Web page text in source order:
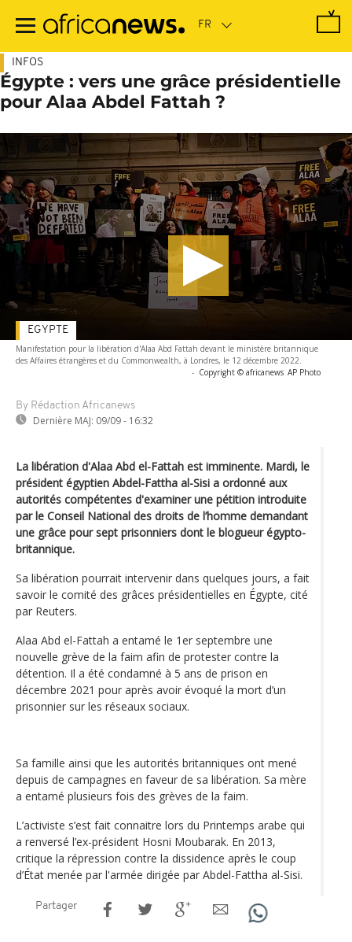
contenu
INFOS
Égypte : vers une grâce présidentielle
pour Alaa Abdel Fattah ?
Manifestation pour la libération d'Alaa Abd Fattah devant le ministère britannique
des Affaires étrangères et du Commonwealth, à Londres, le 12 décembre 2022.
- Copyright © africanews AP Photo
By Rédaction Africanews
Dernière MAJ: 09/09 - 16:32
EGYPTE
La libération d'Alaa Abd el-Fattah est imminente. Mardi, le
président égyptien Abdel-Fattha al-Sisi a ordonné aux
autorités compétentes d'examiner une pétition introduite
par le Conseil National des droits de l’homme demandant
une grâce pour sept prisonniers dont le blogueur égypto-
britannique.
Sa libération pourrait intervenir dans quelques jours, a fait
savoir le comité des grâces présidentielles en Égypte, cité
par Reuters.
Alaa Abd el-Fattah a entamé le 1er septembre une
nouvelle grève de la faim afin de protester contre la
détention. Il a été condamné à 5 ans de prison en
décembre 2021 pour après avoir évoqué la mort d’un
prisonnier sur les réseaux sociaux.
Sa famille ainsi que les autorités britanniques ont mené
depuis de campagnes en faveur de sa libération. Sa mère
a entamé plusieurs fois des grèves de la faim.
L’activiste s’est fait connaitre lors du Printemps arabe qui
a renversé l’ex-président Hosni Moubarak. En 2013,
critique la répression contre la dissidence après le coup
d’État menée par l'armée dirigée par Abdel-Fattha al-Sisi.
Partager